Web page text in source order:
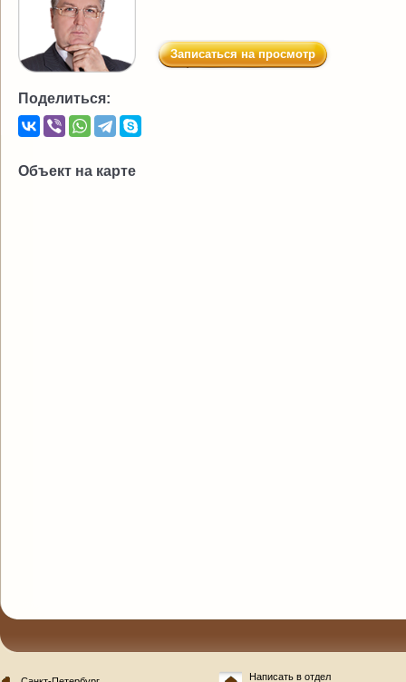
Записаться на просмотр
Поделиться:
Объект на карте
Написать в отдел